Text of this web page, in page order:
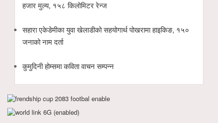
हजार मुल्य, १५८ किलोमिटर रेन्ज
सहारा एकेडेमीका युवा खेलाडीको सहयोगार्थ पोखरामा हाइकिङ, १५०
जनाको नाम दर्ता
कुमुदिनी होम्समा कविता वाचन सम्पन्न